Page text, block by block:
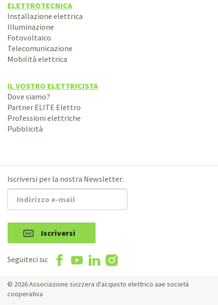
ELETTROTECNICA
Installazione elettrica
Illuminazione
Fotovoltaico
Telecomunicazione
Mobilità elettrica
IL VOSTRO ELETTRICISTA
Dove siamo?
Partner ELITE Elettro
Professioni elettriche
Pubblicità
Iscriversi per la nostra Newsletter:
Iscriversi
Seguiteci su:
© 2026 Associazione svizzera d'acquisto elettrico aae società
cooperativa